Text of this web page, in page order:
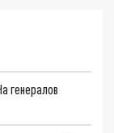
генералов